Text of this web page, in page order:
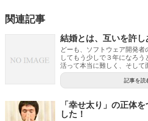
関連記事
結婚とは、互いを許し
どーも、ソフトウェア開発
してもう少しで３年になろう
活って本当に難しく、そして
記事を読
「幸せ太り」の正体
した！